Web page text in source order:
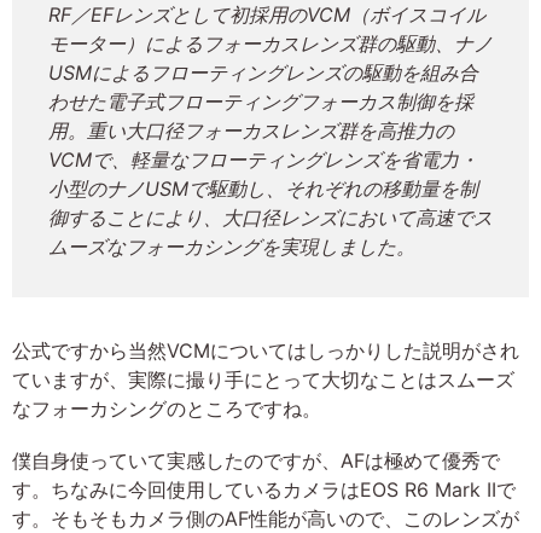
RF／EFレンズとして初採用のVCM（ボイスコイル
モーター）によるフォーカスレンズ群の駆動、ナノ
USMによるフローティングレンズの駆動を組み合
わせた電子式フローティングフォーカス制御を採
用。重い大口径フォーカスレンズ群を高推力の
VCMで、軽量なフローティングレンズを省電力・
小型のナノUSMで駆動し、それぞれの移動量を制
御することにより、大口径レンズにおいて高速でス
ムーズなフォーカシングを実現しました。
公式ですから当然VCMについてはしっかりした説明がされ
ていますが、実際に撮り手にとって大切なことはスムーズ
なフォーカシングのところですね。
僕自身使っていて実感したのですが、AFは極めて優秀で
す。ちなみに今回使用しているカメラはEOS R6 Mark IIで
す。そもそもカメラ側のAF性能が高いので、このレンズが